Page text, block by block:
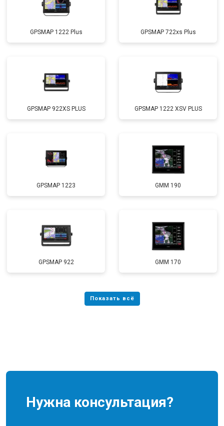
GPSMAP 1222 Plus GPSMAP 722xs Plus
GPSMAP 922XS PLUS GPSMAP 1222 XSV PLUS
GPSMAP 1223 GMM 190
GPSMAP 922 GMM 170
Нужна консультация?